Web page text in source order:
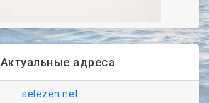
Актуальные адреса
selezen.net